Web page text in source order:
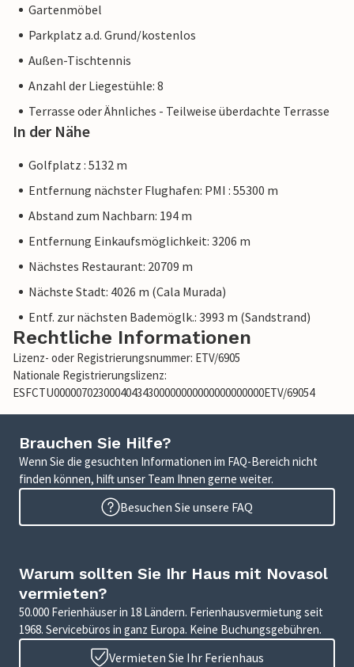
Gartenmöbel
Parkplatz a.d. Grund/kostenlos
Außen-Tischtennis
Anzahl der Liegestühle: 8
Terrasse oder Ähnliches - Teilweise überdachte Terrasse
In der Nähe
Golfplatz : 5132 m
Entfernung nächster Flughafen: PMI : 55300 m
Abstand zum Nachbarn: 194 m
Entfernung Einkaufsmöglichkeit: 3206 m
Nächstes Restaurant: 20709 m
Nächste Stadt: 4026 m (Cala Murada)
Entf. zur nächsten Bademöglk.: 3993 m (Sandstrand)
Rechtliche Informationen
Lizenz- oder Registrierungsnummer: ETV/6905
Nationale Registrierungslizenz:
ESFCTU00000702300040434300000000000000000000ETV/69054
Brauchen Sie Hilfe?
Wenn Sie die gesuchten Informationen im FAQ-Bereich nicht
finden können, hilft unser Team Ihnen gerne weiter.
Besuchen Sie unsere FAQ
Warum sollten Sie Ihr Haus mit Novasol
vermieten?
50.000 Ferienhäuser in 18 Ländern. Ferienhausvermietung seit
1968. Servicebüros in ganz Europa. Keine Buchungsgebühren.
Vermieten Sie Ihr Ferienhaus